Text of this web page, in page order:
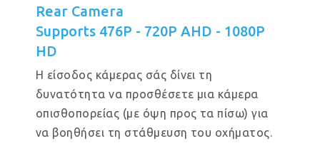
Rear Camera
Supports 476P - 720P AHD - 1080P
HD
Η είσοδος κάμερας σάς δίνει τη
δυνατότητα να προσθέσετε μια κάμερα
οπισθοπορείας (με όψη προς τα πίσω) για
να βοηθήσει τη στάθμευση του οχήματος.